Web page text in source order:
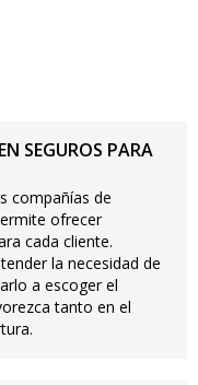
SEGUROS PARA
compañías de
ofrecer
cada cliente.
la necesidad de
a escoger el
tanto en el